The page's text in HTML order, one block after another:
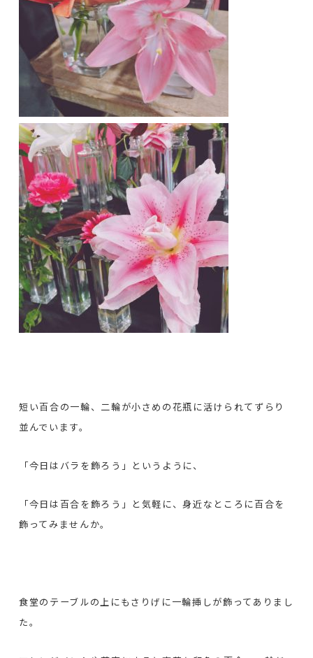
短い百合の一輪、二輪が小さめの花瓶に活けられてずらり
並んでいます。
「今日はバラを飾ろう」というように、
「今日は百合を飾ろう」と気軽に、身近なところに百合を
飾ってみませんか。
食堂のテーブルの上にもさりげに一輪挿しが飾ってありまし
た。